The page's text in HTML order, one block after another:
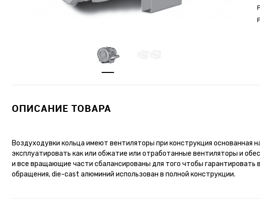
ОПИСАНИЕ ТОВАРА
Воздуходувки кольца имеют вентиляторы при конструкция основанная
эксплуатировать как или обжатие или отработанные вентиляторы и
и все вращающие части сбалансированы для того чтобы
обращения, die-cast алюминий использован в полной конструкции.